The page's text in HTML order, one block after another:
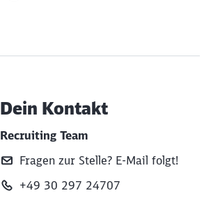
Dein Kontakt
Recruiting Team
Fragen zur Stelle? E‑Mail folgt!
+49 30 297 24707